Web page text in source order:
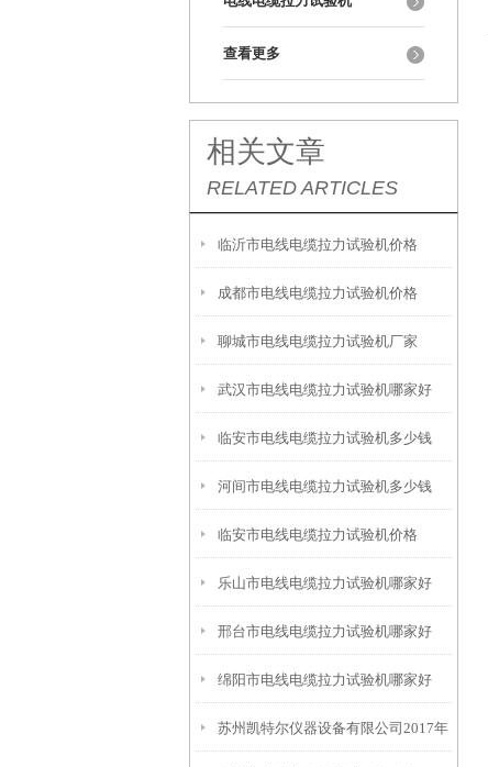
查看更多
相关文章
RELATED ARTICLES
临沂市电线电缆拉力试验机价格
成都市电线电缆拉力试验机价格
聊城市电线电缆拉力试验机厂家
武汉市电线电缆拉力试验机哪家好
临安市电线电缆拉力试验机多少钱
河间市电线电缆拉力试验机多少钱
临安市电线电缆拉力试验机价格
乐山市电线电缆拉力试验机哪家好
邢台市电线电缆拉力试验机哪家好
绵阳市电线电缆拉力试验机哪家好
苏州凯特尔仪器设备有限公司2017年